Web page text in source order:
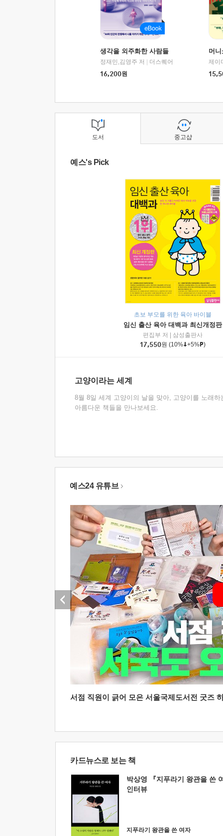
생각을 외주화한 사람들
정재민,김영주 저
더스퀘어
16,200원
머
도서
예스's Pick
초보 부모를 위한 육아 바이블
임신 출산 육아 대백과 최신개정판
편집부 저
삼성출판사
17,550원 (10% +5% )
고양이라는 세계
8월 8일 세계 고양이의 날을 맞아, 고양이를 노래하
아름다운 책들을 만나보세요.
중고샵
예스24 유튜브
서점 직원이 긁어 모은 서울국제도서전 굿즈
카드뉴스로 보는 책
박상영 『지푸라기 왕관을 쓴
인터뷰
지푸라기 왕관을 쓴 여자